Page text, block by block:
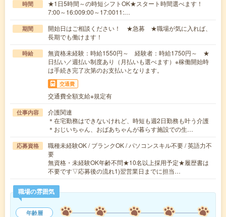
時間
★1日5時間～の時短シフトOK★スタート時間選べます！
7:00～16:009:00～17:0011:…
期間
開始日はご相談ください！ ★急募 ★職場が気に入れば、
長期でも働けます！
時給
無資格未経験：時給1550円～ 経験者：時給1750円～ ★
日払い／週払い制度あり（月払いも選べます）※稼働開始時
は手続き完了次第のお支払いとなります。
交通費
交通費全額支給※規定有
仕事内容
介護関連
＊在宅勤務はできないけれど、時短も週2日勤務も叶う介護
＊おじいちゃん、おばあちゃんが暮らす施設での生…
応募資格
職種未経験OK / ブランクOK / パソコンスキル不要 / 英語力不
要
無資格・未経験OK年齢不問★10名以上採用予定★履歴書は
不要です▽応募後の流れ1)翌営業日までに担当…
職場の雰囲気
年齢層